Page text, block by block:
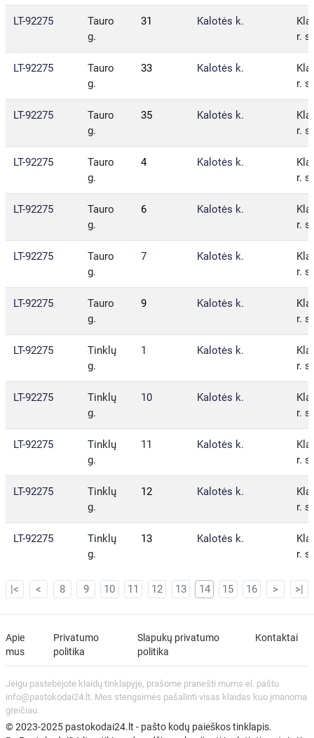
LT-92275
Tauro
g.
31 Kalotės k.
r.
LT-92275
Tauro
g.
33 Kalotės k.
r.
LT-92275
Tauro
g.
35 Kalotės k.
r.
LT-92275
Tauro
g.
4 Kalotės k.
r.
LT-92275
Tauro
g.
6 Kalotės k.
r.
LT-92275
Tauro
g.
7 Kalotės k.
r.
LT-92275
Tauro
g.
9 Kalotės k.
r.
LT-92275
Tinklų
g.
1 Kalotės k.
r.
LT-92275
Tinklų
g.
10 Kalotės k.
r.
LT-92275
Tinklų
g.
11 Kalotės k.
r.
LT-92275
Tinklų
g.
12 Kalotės k.
r.
LT-92275
Tinklų
g.
13 Kalotės k.
r.
|< < 8 9 10 11 12 13 14 15 16 > >|
Apie
mus
Privatumo
politika
Slapukų privatumo
politika
Kontaktai
Jeigu pastebėjote klaidų tinklapyje, prašome pranešti mums el. paštu
info@pastokodai24.lt. Mes stengsimės pašalinti visas klaidas kuo įmanoma
greičiau.
© 2023-2025 pastokodai24.lt - pašto kodų paieškos tinklapis.